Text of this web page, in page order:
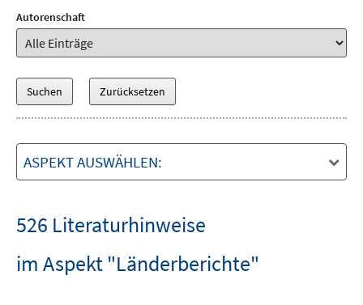
Autorenschaft
ASPEKT AUSWÄHLEN:
526 Literaturhinweise
im Aspekt "Länderberichte"